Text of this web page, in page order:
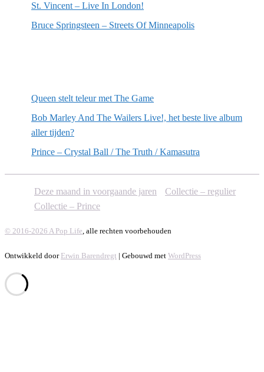
St. Vincent – Live In London!
Bruce Springsteen – Streets Of Minneapolis
Queen stelt teleur met The Game
Bob Marley And The Wailers Live!, het beste live album
aller tijden?
Prince – Crystal Ball / The Truth / Kamasutra
Deze maand in voorgaande jaren
Collectie – regulier
Collectie – Prince
© 2016-2026 A Pop Life , alle rechten voorbehouden
Ontwikkeld door Erwin Barendregt | Gebouwd met WordPress